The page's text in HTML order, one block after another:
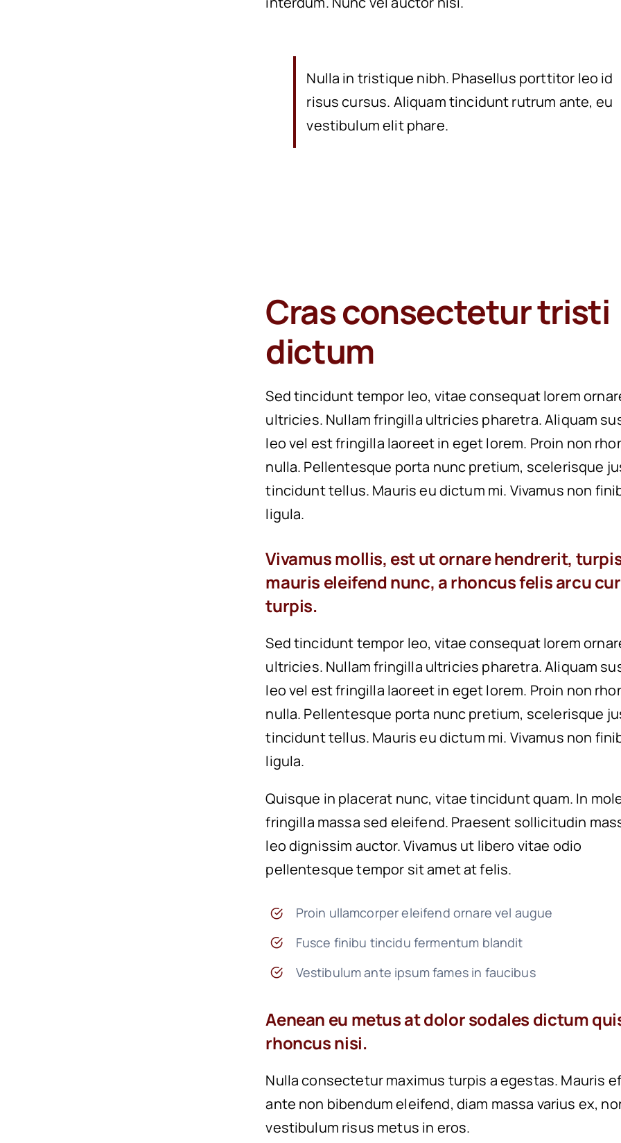
Nulla in tristique nibh. Phasellus porttitor leo id
risus cursus. Aliquam tincidunt rutrum ante, eu
vestibulum elit phare.
Cras consectetur tristi
dictum
Sed tincidunt tempor leo, vitae consequat lorem
ultricies. Nullam fringilla ultricies pharetra. Aliquam
leo vel est fringilla laoreet in eget lorem. Proin non
nulla. Pellentesque porta nunc pretium, scelerisque
tincidunt tellus. Mauris eu dictum mi. Vivamus non
ligula.
Vivamus mollis, est ut ornare hendrerit,
mauris eleifend nunc, a rhoncus felis arcu
turpis.
Sed tincidunt tempor leo, vitae consequat lorem
ultricies. Nullam fringilla ultricies pharetra. Aliquam
leo vel est fringilla laoreet in eget lorem. Proin non
nulla. Pellentesque porta nunc pretium, scelerisque
tincidunt tellus. Mauris eu dictum mi. Vivamus non
ligula.
Quisque in placerat nunc, vitae tincidunt quam. In
fringilla massa sed eleifend. Praesent sollicitudin
leo dignissim auctor. Vivamus ut libero vitae odio
pellentesque tempor sit amet at felis.
Proin ullamcorper eleifend ornare vel augue
Fusce finibu tincidu fermentum blandit
Vestibulum ante ipsum fames in faucibus
Aenean eu metus at dolor sodales dictum
rhoncus nisi.
Nulla consectetur maximus turpis a egestas. Mauris
ante non bibendum eleifend, diam massa varius ex,
vestibulum risus metus in eros.